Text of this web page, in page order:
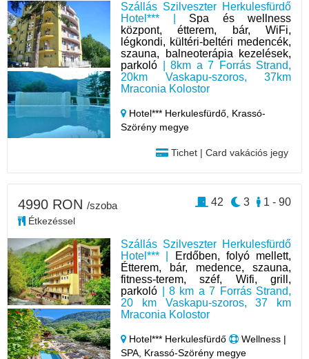
Szállás Szilveszter Herkulesfürdő
Hotel*** | Spa és wellness
központ, étterem, bár, WiFi,
légkondi, kültéri-beltéri medencék,
szauna, balneoterápia kezelések,
parkoló | 8km a 7 Forrás Strand,
20km Vaskapu-szoros, 37km
Mraconia Kolostor
Hotel*** Herkulesfürdő, Krassó-
Szörény megye
Tichet | Card vakációs jegy
Szállás Szilveszter Herkulesfürdő
Hotel*** |
Erdőben, folyó mellett,
Étterem, bár, medence, szauna,
fitness-terem, széf, Wifi, grill,
parkoló | 8 km a 7 Forrás Strand,
20 km Vaskapu-szoros, 37 km
Mraconia Kolostor
Hotel*** Herkulesfürdő
Wellness |
SPA, Krassó-Szörény megye
4990 RON /szoba
Étkezéssel
1 - 90
3
42